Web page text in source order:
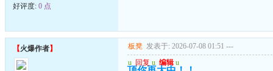
好评度: 0 点
【火爆作者】 板凳 发表于: 2026-07-08 01:51 ---
u 回复 u 编辑 u